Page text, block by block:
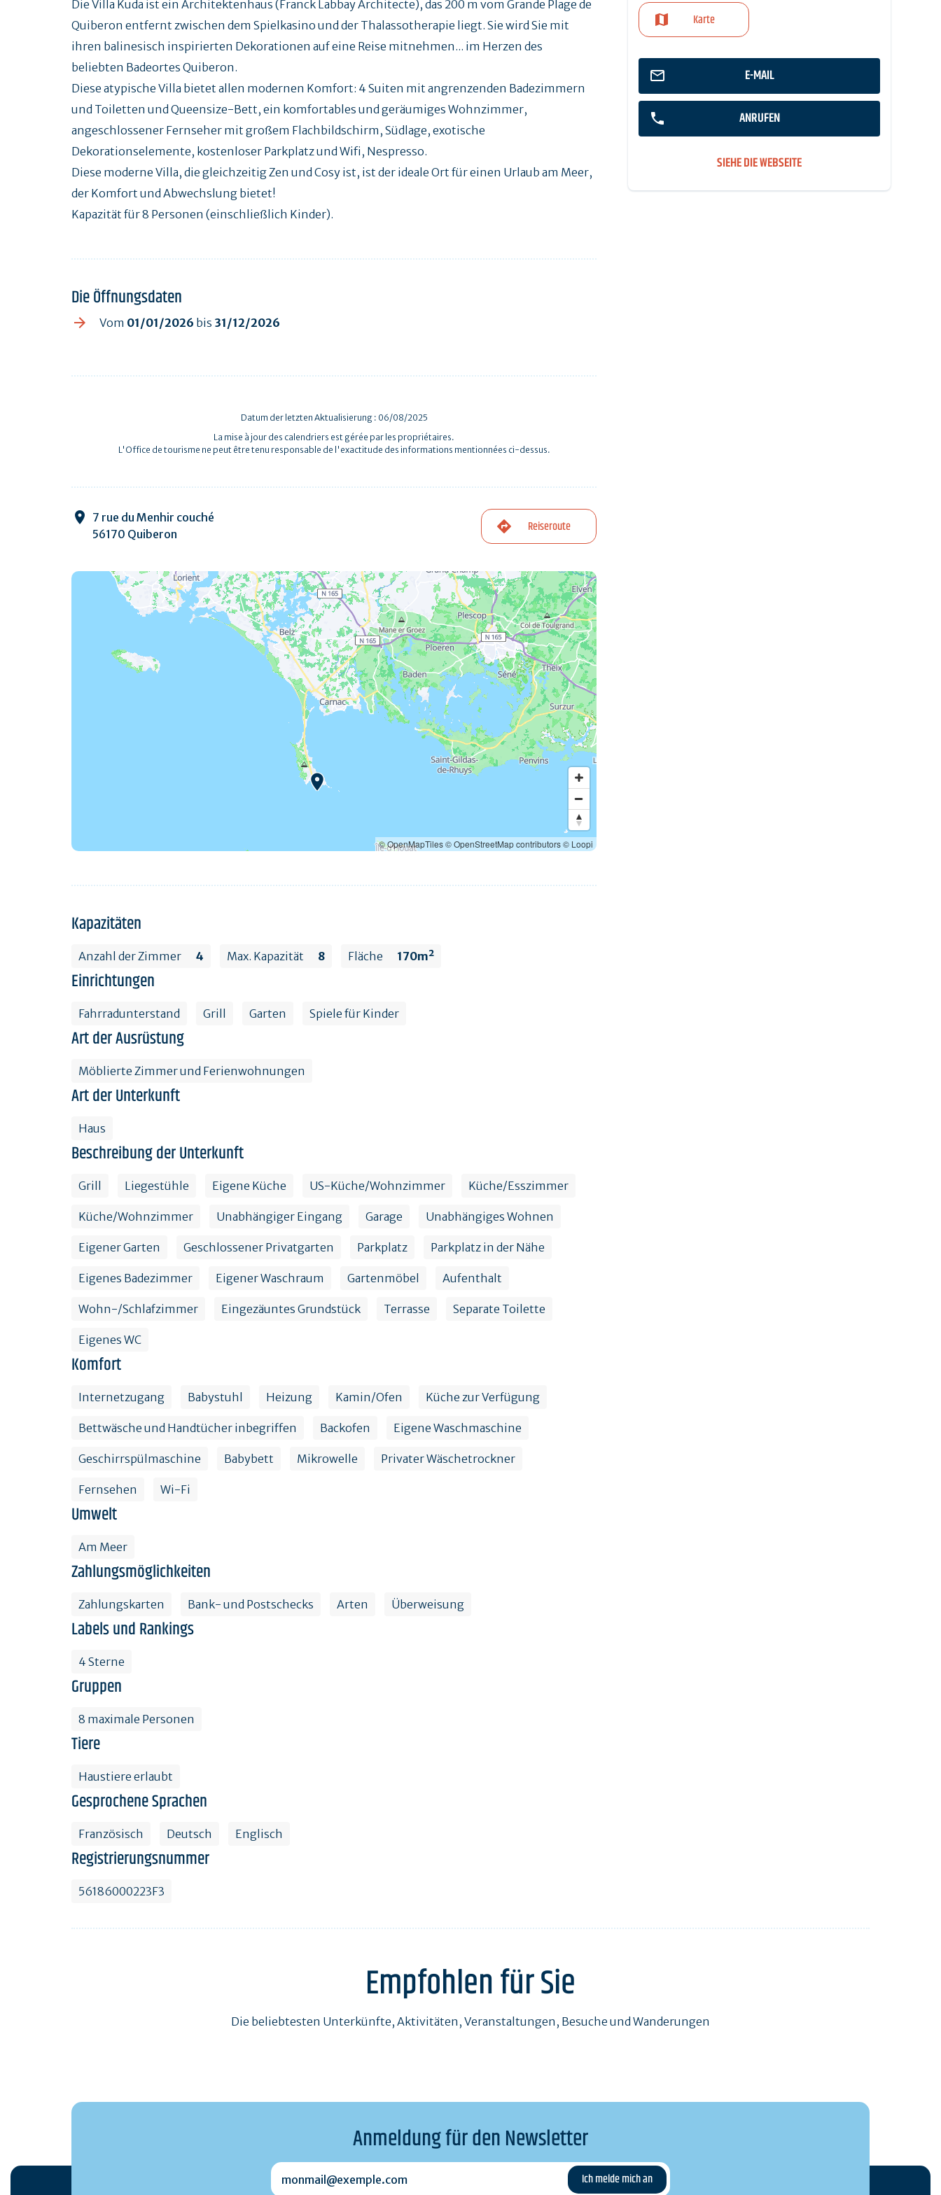
Karte
E-MAIL
ANRUFEN
SIEHE DIE WEBSEITE
Die Villa Kuda ist ein Architektenhaus (Franck Labbay Architecte), das 200 m vom Grande Plage de
Quiberon entfernt zwischen dem Spielkasino und der Thalassotherapie liegt. Sie wird Sie mit
ihren balinesisch inspirierten Dekorationen auf eine Reise mitnehmen... im Herzen des
beliebten Badeortes Quiberon.
Diese atypische Villa bietet allen modernen Komfort: 4 Suiten mit angrenzenden Badezimmern
und Toiletten und Queensize-Bett, ein komfortables und geräumiges Wohnzimmer,
angeschlossener Fernseher mit großem Flachbildschirm, Südlage, exotische
Dekorationselemente, kostenloser Parkplatz und Wifi, Nespresso.
Diese moderne Villa, die gleichzeitig Zen und Cosy ist, ist der ideale Ort für einen Urlaub am Meer,
der Komfort und Abwechslung bietet!
Kapazität für 8 Personen (einschließlich Kinder).
Die Öffnungsdaten
Vom 01/01/2026 bis 31/12/2026
Datum der letzten Aktualisierung : 06/08/2025
La mise à jour des calendriers est gérée par les propriétaires.
L'Office de tourisme ne peut être tenu responsable de l'exactitude des informations mentionnées ci-dessus.
7 rue du Menhir couché
56170 Quiberon
Reiseroute
© OpenMapTiles© OpenStreetMap contributors© Loopi
Kapazitäten
Anzahl der Zimmer 4 Max. Kapazität 8 Fläche 170m²
Einrichtungen
Fahrradunterstand Grill Garten Spiele für Kinder
Art der Ausrüstung
Möblierte Zimmer und Ferienwohnungen
Art der Unterkunft
Haus
Beschreibung der Unterkunft
Grill Liegestühle Eigene Küche US-Küche/Wohnzimmer Küche/Esszimmer
Küche/Wohnzimmer Unabhängiger Eingang Garage Unabhängiges Wohnen
Eigener Garten Geschlossener Privatgarten Parkplatz Parkplatz in der Nähe
Eigenes Badezimmer Eigener Waschraum Gartenmöbel Aufenthalt
Wohn-/Schlafzimmer Eingezäuntes Grundstück Terrasse Separate Toilette
Eigenes WC
Komfort
Internetzugang Babystuhl Heizung Kamin/Ofen Küche zur Verfügung
Bettwäsche und Handtücher inbegriffen Backofen Eigene Waschmaschine
Geschirrspülmaschine Babybett Mikrowelle Privater Wäschetrockner
Fernsehen Wi-Fi
Umwelt
Am Meer
Zahlungsmöglichkeiten
Zahlungskarten Bank- und Postschecks Arten Überweisung
Labels und Rankings
4 Sterne
Gruppen
8 maximale Personen
Tiere
Haustiere erlaubt
Gesprochene Sprachen
Französisch Deutsch Englisch
Registrierungsnummer
56186000223F3
Empfohlen für Sie
Die beliebtesten Unterkünfte, Aktivitäten, Veranstaltungen, Besuche und Wanderungen
Anmeldung für den Newsletter
monmail@exemple.com